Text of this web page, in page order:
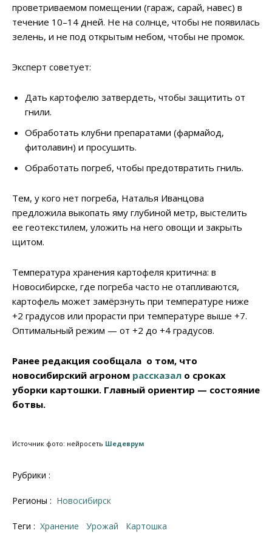
проветриваемом помещении (гараж, сарай, навес) в
течение 10–14 дней. Не на солнце, чтобы не появилась
зелень, и не под открытым небом, чтобы не промок.
Эксперт советует:
Дать картофелю затвердеть, чтобы защитить от
гнили.
Обработать клубни препаратами (фармайод,
фитолавин) и просушить.
Обработать погреб, чтобы предотвратить гниль.
Тем, у кого нет погреба, Наталья Иванцова
предложила выкопать яму глубиной метр, выстелить
ее геотекстилем, уложить на него овощи и закрыть
щитом.
Температура хранения картофеля критична: в
Новосибирске, где погреба часто не отапливаются,
картофель может замёрзнуть при температуре ниже
+2 градусов или прорасти при температуре выше +7.
Оптимальный режим — от +2 до +4 градусов.
Ранее редакция сообщала о том, что
новосибирский агроном рассказал о сроках
уборки картошки. Главный ориентир — состояние
ботвы.
Источник фото: нейросеть Шедеврум
Рубрики :
Регионы : Новосибирск
Теги : хранение урожай Картошка